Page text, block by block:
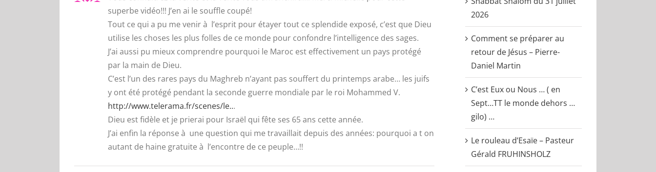
superbe vidéo!!! J’en ai le souffle coupé!
Tout ce qui a pu me venir à l’esprit pour étayer tout ce splendide exposé, c’est que Dieu
utilise les choses les plus folles de ce monde pour confondre l’intelligence des sages.
J’ai aussi pu mieux comprendre pourquoi le Maroc est effectivement un pays protégé
par la main de Dieu.
C’est l’un des rares pays du Maghreb n’ayant pas souffert du printemps arabe… les juifs
y ont été protégé pendant la seconde guerre mondiale par le roi Mohammed V.
http://www.telerama.fr/scenes/le...
Dieu est fidèle et je prierai pour Israël qui fête ses 65 ans cette année.
J’ai enfin la réponse à une question qui me travaillait depuis des années: pourquoi a t on
autant de haine gratuite à l’encontre de ce peuple…!!
2026
Comment se préparer au
retour de Jésus – Pierre-
Daniel Martin
C’est Eux ou Nous … ( en
Sept…TT le monde dehors …
gilo) …
Le rouleau d’Esaïe – Pasteur
Gérald FRUHINSHOLZ